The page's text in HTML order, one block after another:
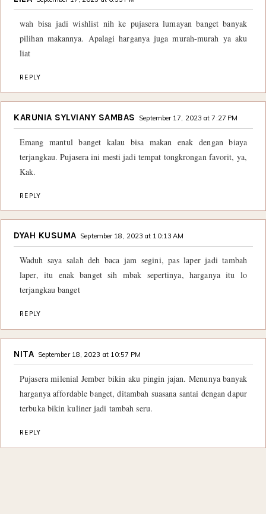
wah bisa jadi wishlist nih ke pujasera lumayan banget banyak
pilihan makannya. Apalagi harganya juga murah-murah ya aku
liat
REPLY
KARUNIA SYLVIANY SAMBAS September 17, 2023 at 7:27 PM
Emang mantul banget kalau bisa makan enak dengan biaya
terjangkau. Pujasera ini mesti jadi tempat tongkrongan favorit, ya,
Kak.
REPLY
DYAH KUSUMA September 18, 2023 at 10:13 AM
Waduh saya salah deh baca jam segini, pas laper jadi tambah
laper, itu enak banget sih mbak sepertinya, harganya itu lo
terjangkau banget
REPLY
NITA September 18, 2023 at 10:57 PM
Pujasera milenial Jember bikin aku pingin jajan. Menunya banyak
harganya affordable banget, ditambah suasana santai dengan dapur
terbuka bikin kuliner jadi tambah seru.
REPLY